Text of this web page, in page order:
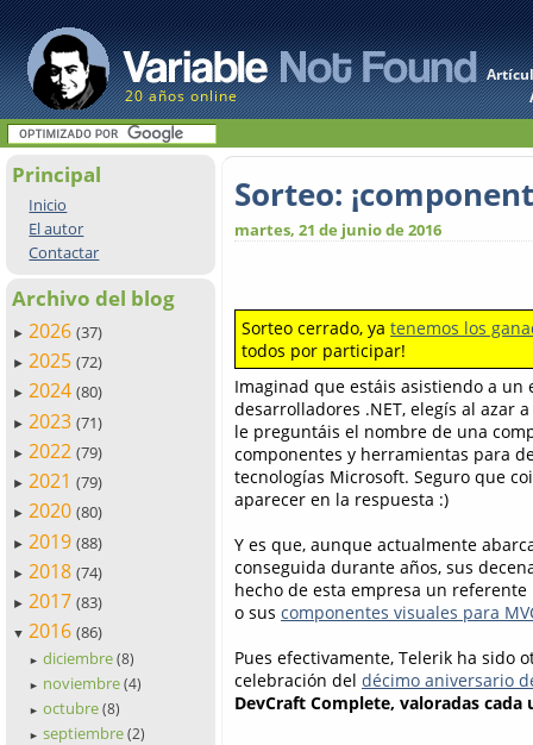
20 años online
Principal
Inicio
El autor
Contactar
Archivo del blog
► 2026 (37)
► 2025 (72)
► 2024 (80)
► 2023 (71)
► 2022 (79)
► 2021 (79)
► 2020 (80)
► 2019 (88)
► 2018 (74)
► 2017 (83)
▼ 2016 (86)
► diciembre (8)
► noviembre (4)
► octubre (8)
► septiembre (2)
Sorteo:
martes, 21 de junio de 2016
Sorteo cerrado, ya tenemos los
todos por participar!
Imaginad que estáis asistiendo a un
desarrolladores .NET, elegís al azar
le preguntáis el nombre de una
componentes y herramientas para
tecnologías Microsoft. Seguro que
aparecer en la respuesta :)
Y es que, aunque actualmente
conseguida durante años, sus
hecho de esta empresa un
o sus componentes visuales para
Pues efectivamente, Telerik ha sido
celebración del décimo aniversario
DevCraft Complete, valoradas cada